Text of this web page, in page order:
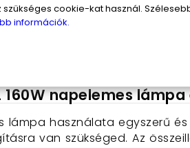
alacsonyabb fényerőről.
sem jelentenek
és dönthető, hogy
napelemes
lámpa használata egyszerű
van szükséged. Az
cookie-kat használ.
információk.